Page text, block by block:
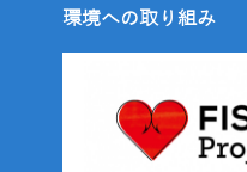
環境への取り組み